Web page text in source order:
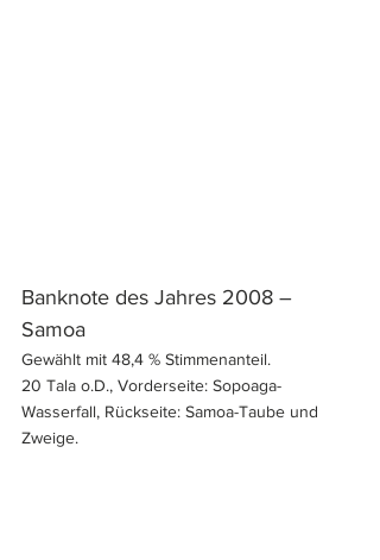
Banknote des Jahres 2008 –
Samoa
Gewählt mit 48,4 % Stimmenanteil.
20 Tala o.D., Vorderseite: Sopoaga-
Wasserfall, Rückseite: Samoa-Taube und
Zweige.